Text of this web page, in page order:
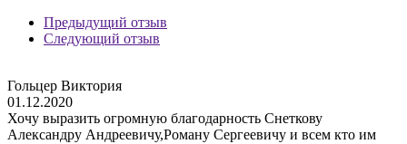
Предыдущий отзыв
Следующий отзыв
Гольцер Виктория
01.12.2020
Хочу выразить огромную благодарность Снеткову
Александру Андреевичу,Роману Сергеевичу и всем кто им